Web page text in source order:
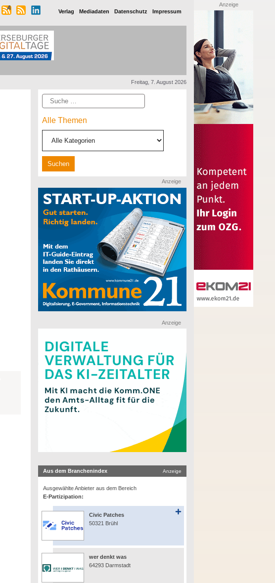
Verlag Mediadaten Datenschutz Impressum
Freitag, 7. August 2026
Suche
Alle Themen
Anzeige
Anzeige
Aus dem Branchenindex Anzeige
Ausgewählte Anbieter aus dem Bereich
E-Partizipation:
Civic Patches
50321 Brühl
wer denkt was
64293 Darmstadt
Anzeige